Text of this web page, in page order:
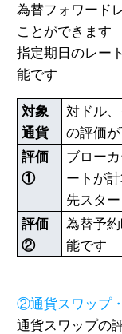
為替フォワード
ことができます
指定期日のレー
能です
対象
通貨
対ドル
の評価
評価
①
ブロー
ートが
先スタ
評価
②
為替予
能です
②通貨スワップ
通貨スワップの